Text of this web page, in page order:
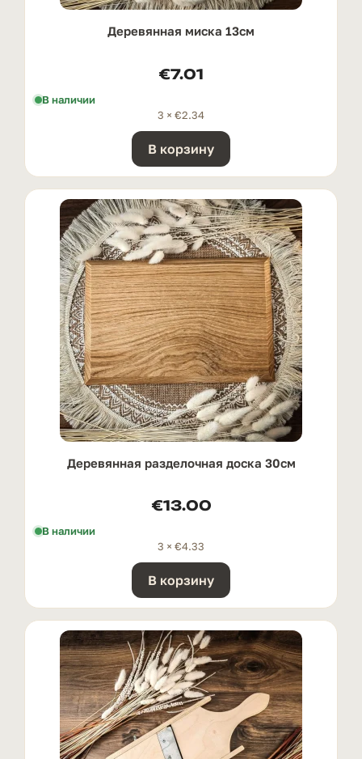
Деревянная миска 13см
€7.01
В наличии
3 × €2.34
В корзину
Деревянная разделочная доска 30см
€13.00
В наличии
3 × €4.33
В корзину